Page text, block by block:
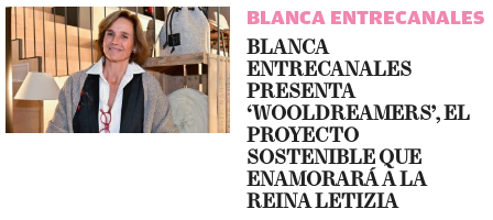
BLANCA ENTRECANALES
BLANCA
ENTRECANALES
PRESENTA
‘WOOLDREAMERS’, EL
PROYECTO
SOSTENIBLE QUE
ENAMORARÁ A LA
REINA LETIZIA